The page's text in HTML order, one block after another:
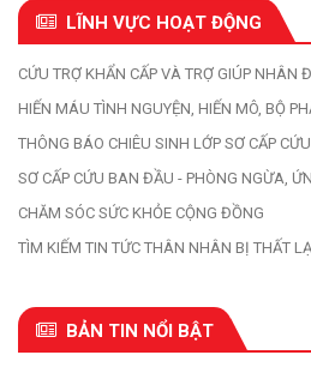
LĨNH VỰC HOẠT ĐỘNG
CỨU TRỢ KHẨN CẤP VÀ TRỢ GIÚP NHÂN
HIẾN MÁU TÌNH NGUYỆN, HIẾN MÔ, BỘ
THÔNG BÁO CHIÊU SINH LỚP SƠ CẤP CỨU
SƠ CẤP CỨU BAN ĐẦU - PHÒNG NGỪA,
CHĂM SÓC SỨC KHỎE CỘNG ĐỒNG
TÌM KIẾM TIN TỨC THÂN NHÂN BỊ THẤT
BẢN TIN NỔI BẬT